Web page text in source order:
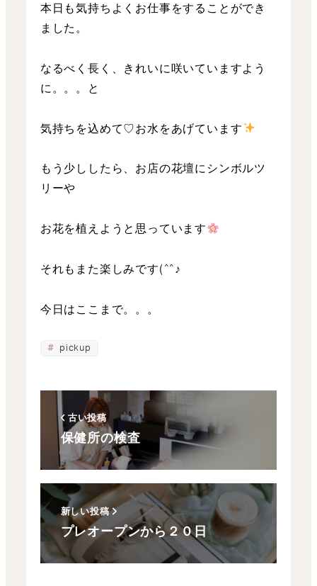
本日も気持ちよくお仕事をすることができ
ました。
なるべく長く、きれいに咲いていますよう
に。。。と
気持ちを込めて♡お水をあげています
もう少ししたら、お店の花壇にシンボルツ
リーや
お花を植えようと思っています
それもまた楽しみです(^^♪
今日はここまで。。。
pickup
古い投稿
保健所の検査
新しい投稿
プレオープンから２０日